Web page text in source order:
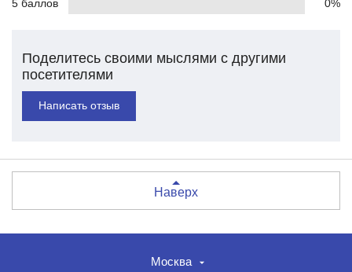
5 баллов 0%
Поделитесь своими мыслями с другими
посетителями
Написать отзыв
Наверх
Москва